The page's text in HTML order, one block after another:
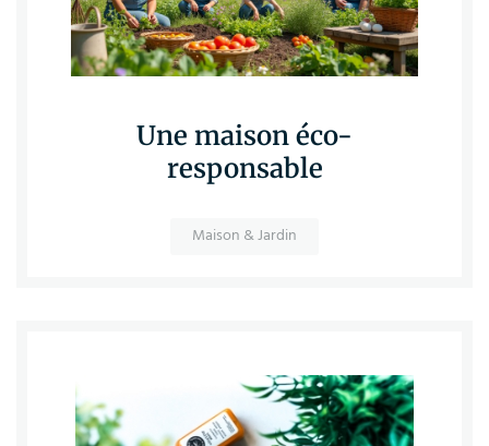
Une maison éco-
responsable
Maison & Jardin